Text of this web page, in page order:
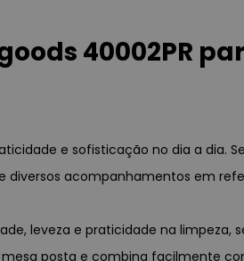
40002PR
e sofisticação no dia a dia.
diversos acompanhamentos em
leveza e praticidade na limpeza,
posta e combina facilmente